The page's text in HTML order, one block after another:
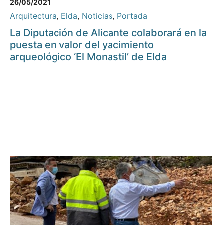
26/05/2021
Arquitectura, Elda, Noticias, Portada
La Diputación de Alicante colaborará en la
puesta en valor del yacimiento
arqueológico ‘El Monastil’ de Elda